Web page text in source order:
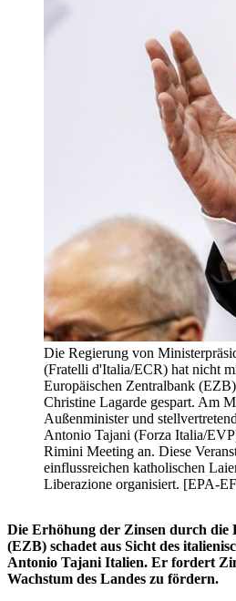
Die Regierung von
(Fratelli d'Italia/ECR) hat nicht
Europäischen Zentralbank
Christine Lagarde gespart. Am
Außenminister und
Antonio Tajani (Forza Italia/
Rimini Meeting an. Diese
einflussreichen katholischen
Liberazione organisiert. [EPA-
Die Erhöhung der Zinsen durch die
(EZB) schadet aus Sicht des
Antonio Tajani Italien. Er fordert
Wachstum des Landes zu fördern.